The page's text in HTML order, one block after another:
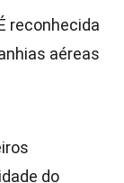
reconhecida
aéreas
do